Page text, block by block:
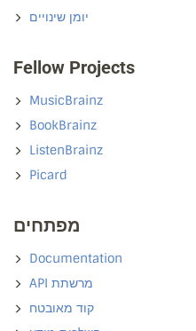
יומן שינויים
Fellow Projects
MusicBrainz
BookBrainz
ListenBrainz
Picard
מפתחים
Documentation
API מרשתת
קוד מאובטח